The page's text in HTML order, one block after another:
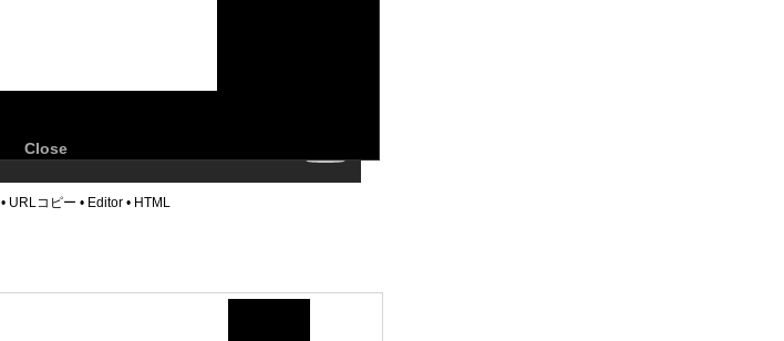
Close
• URLコピー • Editor • HTML